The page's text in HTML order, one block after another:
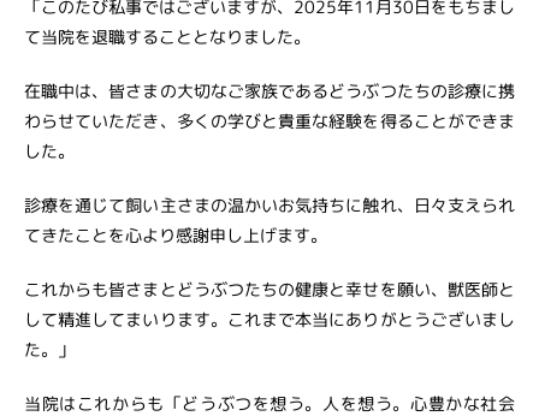
「このたび私事ではございますが、2025年11月30日をもちまし
て当院を退職することとなりました。
在職中は、皆さまの大切なご家族であるどうぶつたちの診療に携
わらせていただき、多くの学びと貴重な経験を得ることができま
した。
診療を通じて飼い主さまの温かいお気持ちに触れ、日々支えられ
てきたことを心より感謝申し上げます。
これからも皆さまとどうぶつたちの健康と幸せを願い、獣医師と
して精進してまいります。これまで本当にありがとうございまし
た。」
当院はこれからも「どうぶつを想う。人を想う。心豊かな社会